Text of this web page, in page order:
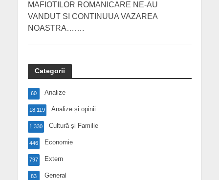
MAFIOTILOR ROMANICARE NE-AU
VANDUT SI CONTINUUA VAZAREA
NOASTRA…….
Categorii
Analize
60
Analize și opinii
18,119
Cultură și Familie
1,330
Economie
446
Extern
797
General
83